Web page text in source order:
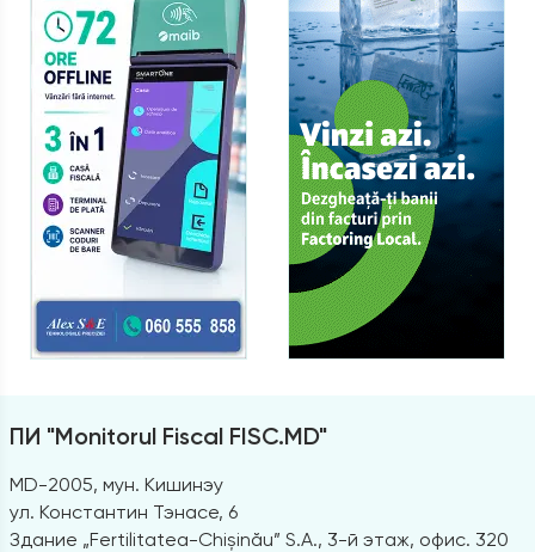
ПИ "Monitorul Fiscal FISC.MD"
MD-2005, мун. Кишинэу
ул. Константин Тэнасе, 6
Здание „Fertilitatea-Chișinău” S.A., 3-й этаж, офис. 320